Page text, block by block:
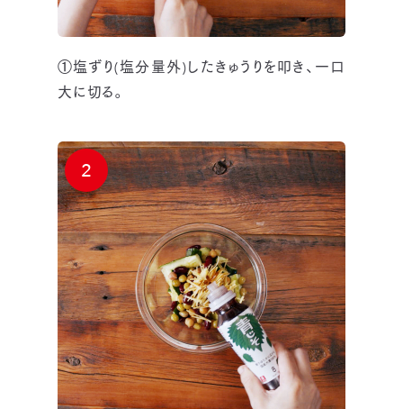
①塩ずり(塩分量外)したきゅうりを叩き、一口
大に切る。
2